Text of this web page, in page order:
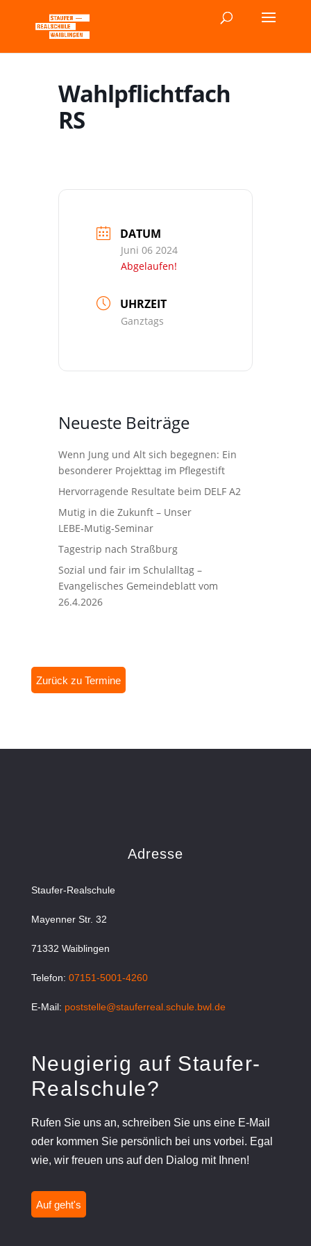
Wahlpflichtfach
RS
DATUM
Juni 06 2024
Abgelaufen!
UHRZEIT
Ganztags
Neueste Beiträge
Wenn Jung und Alt sich begegnen: Ein
besonderer Projekttag im Pflegestift
Hervorragende Resultate beim DELF A2
Mutig in die Zukunft – Unser
LEBE‑Mutig‑Seminar
Tagestrip nach Straßburg
Sozial und fair im Schulalltag –
Evangelisches Gemeindeblatt vom
26.4.2026
Zurück zu Termine
Adresse
Staufer-Realschule
Mayenner Str. 32
71332 Waiblingen
Telefon: 07151-5001-4260
E-Mail: poststelle@stauferreal.schule.bwl.de
Neugierig auf Staufer-
Realschule?
Rufen Sie uns an, schreiben Sie uns eine E-Mail
oder kommen Sie persönlich bei uns vorbei. Egal
wie, wir freuen uns auf den Dialog mit Ihnen!
Auf geht's